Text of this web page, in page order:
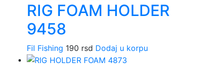
RIG FOAM HOLDER
9458
Fil Fishing 190 rsd Dodaj u korpu